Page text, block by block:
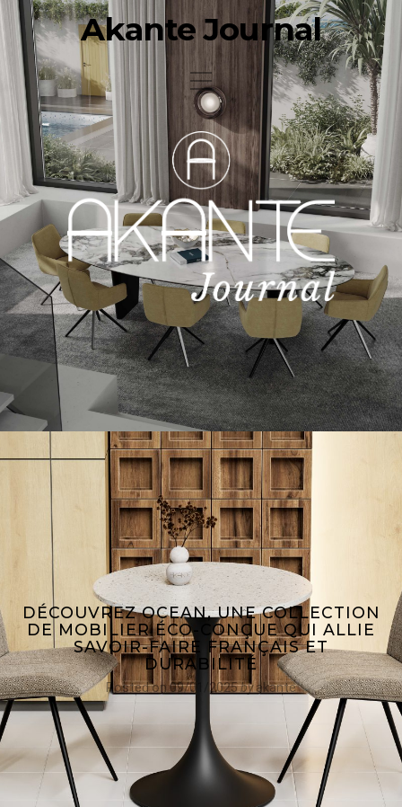
Akante Journal
DÉCOUVREZ OCEAN, UNE COLLECTION
DE MOBILIER ÉCO-CONÇUE QUI ALLIE
SAVOIR-FAIRE FRANÇAIS ET
DURABILITÉ
Posted on 09/01/2025byakante